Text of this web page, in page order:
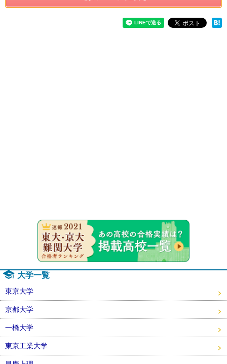
大学一覧
東京大学
京都大学
一橋大学
東京工業大学